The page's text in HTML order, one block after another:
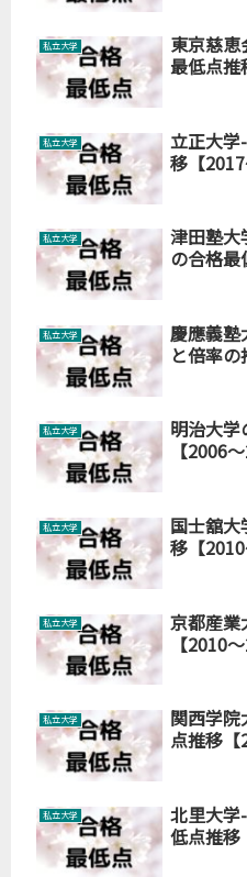
私立大学
東京慈
最低点推
私立大学
立正大学
移【2017
私立大学
津田塾大
の合格最
私立大学
慶應義塾
と倍率の
私立大学
明治大
【2006
私立大学
国士舘
移【2010
私立大学
京都産業
【2010
私立大学
関西学
点推移【
私立大学
北里大学
低点推移